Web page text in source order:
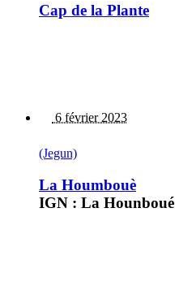
Cap de la Plante
6 février 2023
(Jegun)
La Houmbouè
IGN : La Hounboué